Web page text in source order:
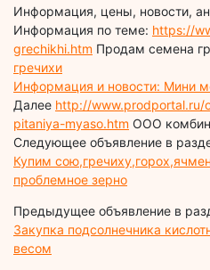
Информация, цены, новости,
Информация по теме: https://
grechikhi.htm Продам семена
гречихи
Информация и новости: Мини
Далее http://
pitaniya-myaso.htm ООО
Следующее объявление в
Купим
проблемное зерно
Предыдущее объявление в
Закупка подсолнечника
весом